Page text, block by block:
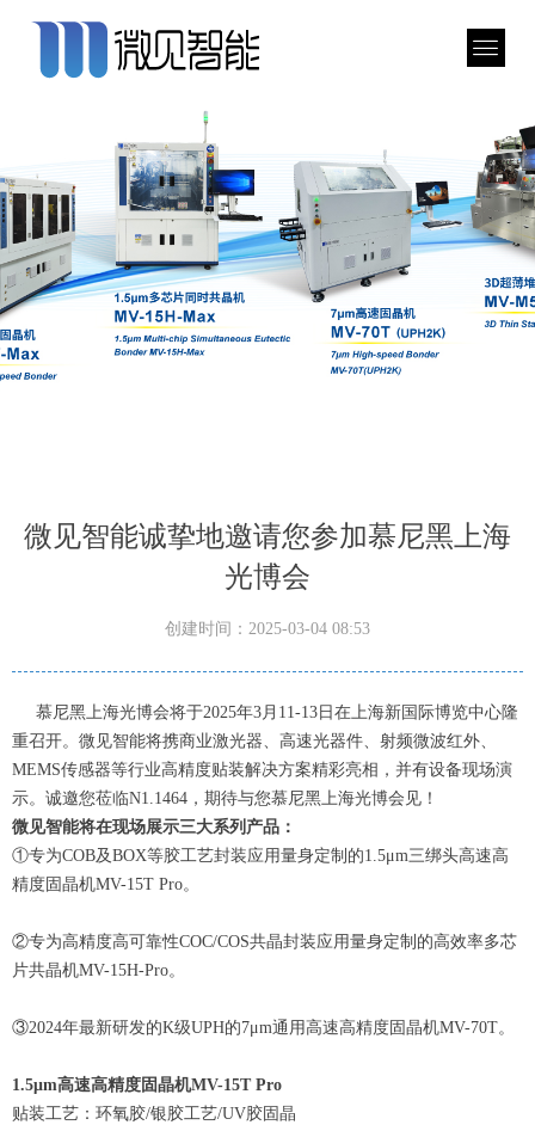
微见智能诚挚地邀请您参加慕尼黑上海
光博会
慕尼黑上海光博会将于2025年3月11-13日在上海新国际博览中心隆
重召开。微见智能将携商业激光器、高速光器件、射频微波红外、
MEMS传感器等行业高精度贴装解决方案精彩亮相，并有设备现场演
示。诚邀您莅临N1.1464，期待与您慕尼黑上海光博会见！
微见智能将在现场展示三大系列产品：
①专为COB及BOX等胶工艺封装应用量身定制的1.5μm三绑头高速高
精度固晶机MV-15T Pro。
②专为高精度高可靠性COC/COS共晶封装应用量身定制的高效率多芯
片共晶机MV-15H-Pro。
③2024年最新研发的K级UPH的7μm通用高速高精度固晶机MV-70T。
1.5μm高速高精度固晶机MV-15T Pro
贴装工艺：环氧胶/银胶工艺/UV胶固晶
创建时间： 2025-03-04 08:53